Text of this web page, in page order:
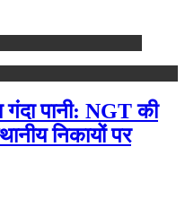
गंदा पानी: NGT की
निकायों पर